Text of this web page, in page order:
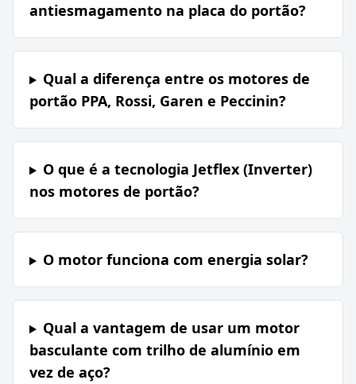
antiesmagamento na placa do portão?
Qual a diferença entre os motores de
portão PPA, Rossi, Garen e Peccinin?
O que é a tecnologia Jetflex (Inverter)
nos motores de portão?
O motor funciona com energia solar?
Qual a vantagem de usar um motor
basculante com trilho de alumínio em
vez de aço?